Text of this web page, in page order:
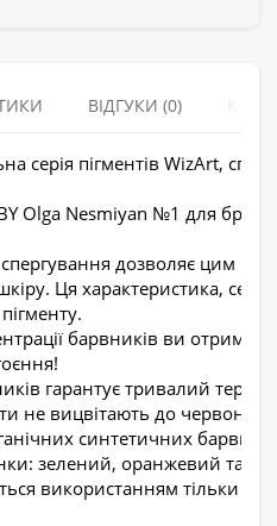
ВІДГУКИ (0)
серія пігментів WizArt,
Olga Nesmiyan №1 для брів :
дозволяє цим
Ця характеристика,
барвників ви
гарантує тривалий термін
не вицвітають до
синтетичних
зелений, оранжевий та ін.
використанням тільки